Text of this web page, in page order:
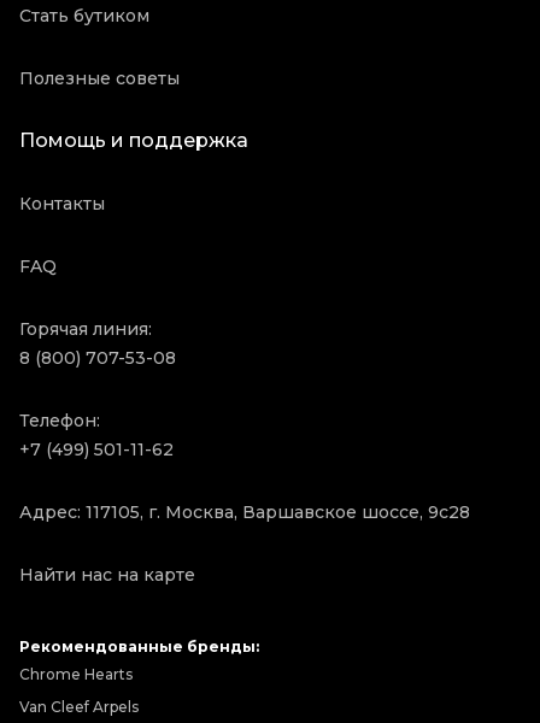
Стать бутиком
Полезные советы
Помощь и поддержка
Контакты
FAQ
Горячая линия:
8 (800) 707-53-08
Телефон:
+7 (499) 501-11-62
Адрес: 117105, г. Москва, Варшавское шоссе, 9с28
Найти нас на карте
Рекомендованные бренды:
Chrome Hearts
Van Cleef Arpels